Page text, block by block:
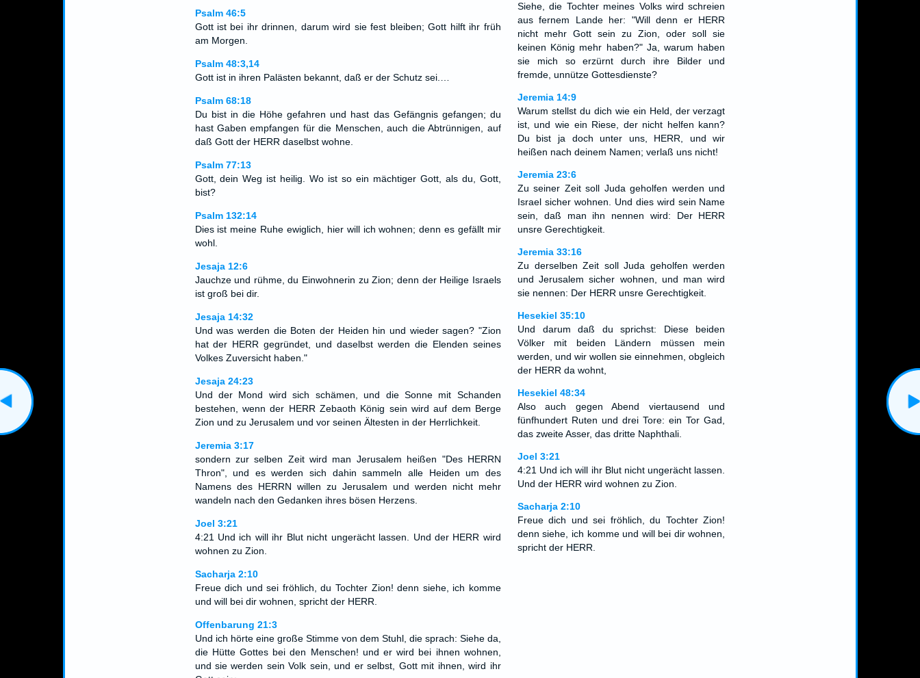
Psalm 46:5
Gott ist bei ihr drinnen, darum wird sie fest bleiben; Gott hilft ihr früh
am Morgen.
Psalm 48:3,14
Gott ist in ihren Palästen bekannt, daß er der Schutz sei.…
Psalm 68:18
Du bist in die Höhe gefahren und hast das Gefängnis gefangen; du
hast Gaben empfangen für die Menschen, auch die Abtrünnigen, auf
daß Gott der HERR daselbst wohne.
Psalm 77:13
Gott, dein Weg ist heilig. Wo ist so ein mächtiger Gott, als du, Gott,
bist?
Psalm 132:14
Dies ist meine Ruhe ewiglich, hier will ich wohnen; denn es gefällt mir
wohl.
Jesaja 12:6
Jauchze und rühme, du Einwohnerin zu Zion; denn der Heilige Israels
ist groß bei dir.
Jesaja 14:32
Und was werden die Boten der Heiden hin und wieder sagen? "Zion
hat der HERR gegründet, und daselbst werden die Elenden seines
Volkes Zuversicht haben."
Jesaja 24:23
Und der Mond wird sich schämen, und die Sonne mit Schanden
bestehen, wenn der HERR Zebaoth König sein wird auf dem Berge
Zion und zu Jerusalem und vor seinen Ältesten in der Herrlichkeit.
Jeremia 3:17
sondern zur selben Zeit wird man Jerusalem heißen "Des HERRN
Thron", und es werden sich dahin sammeln alle Heiden um des
Namens des HERRN willen zu Jerusalem und werden nicht mehr
wandeln nach den Gedanken ihres bösen Herzens.
Joel 3:21
4:21 Und ich will ihr Blut nicht ungerächt lassen. Und der HERR wird
wohnen zu Zion.
Sacharja 2:10
Freue dich und sei fröhlich, du Tochter Zion! denn siehe, ich komme
und will bei dir wohnen, spricht der HERR.
Offenbarung 21:3
Und ich hörte eine große Stimme von dem Stuhl, die sprach: Siehe da,
die Hütte Gottes bei den Menschen! und er wird bei ihnen wohnen,
und sie werden sein Volk sein, und er selbst, Gott mit ihnen, wird ihr
Siehe, die Tochter meines Volks wird schreien
aus fernem Lande her: "Will denn er HERR
nicht mehr Gott sein zu Zion, oder soll sie
keinen König mehr haben?" Ja, warum haben
sie mich so erzürnt durch ihre Bilder und
fremde, unnütze Gottesdienste?
Jeremia 14:9
Warum stellst du dich wie ein Held, der verzagt
ist, und wie ein Riese, der nicht helfen kann?
Du bist ja doch unter uns, HERR, und wir
heißen nach deinem Namen; verlaß uns nicht!
Jeremia 23:6
Zu seiner Zeit soll Juda geholfen werden und
Israel sicher wohnen. Und dies wird sein Name
sein, daß man ihn nennen wird: Der HERR
unsre Gerechtigkeit.
Jeremia 33:16
Zu derselben Zeit soll Juda geholfen werden
und Jerusalem sicher wohnen, und man wird
sie nennen: Der HERR unsre Gerechtigkeit.
Hesekiel 35:10
Und darum daß du sprichst: Diese beiden
Völker mit beiden Ländern müssen mein
werden, und wir wollen sie einnehmen, obgleich
der HERR da wohnt,
Hesekiel 48:34
Also auch gegen Abend viertausend und
fünfhundert Ruten und drei Tore: ein Tor Gad,
das zweite Asser, das dritte Naphthali.
Joel 3:21
4:21 Und ich will ihr Blut nicht ungerächt lassen.
Und der HERR wird wohnen zu Zion.
Sacharja 2:10
Freue dich und sei fröhlich, du Tochter Zion!
denn siehe, ich komme und will bei dir wohnen,
spricht der HERR.